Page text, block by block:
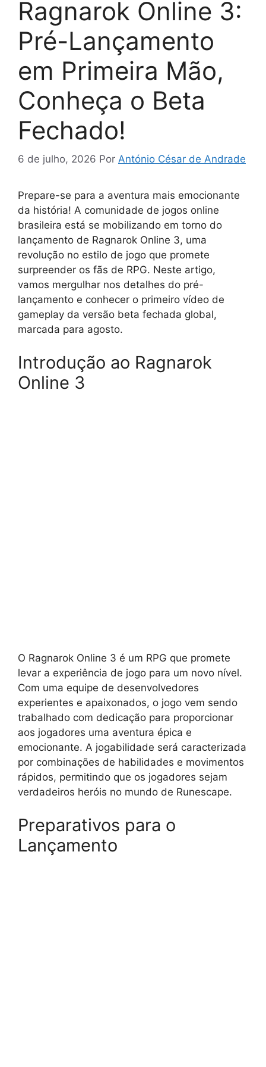
Ragnarok Online 3:
Pré-Lançamento
em Primeira Mão,
Conheça o Beta
Fechado!
6 de julho, 2026 Por António César de Andrade
Prepare-se para a aventura mais emocionante
da história! A comunidade de jogos online
brasileira está se mobilizando em torno do
lançamento de Ragnarok Online 3, uma
revolução no estilo de jogo que promete
surpreender os fãs de RPG. Neste artigo,
vamos mergulhar nos detalhes do pré-
lançamento e conhecer o primeiro vídeo de
gameplay da versão beta fechada global,
marcada para agosto.
Introdução ao Ragnarok
Online 3
O Ragnarok Online 3 é um RPG que promete
levar a experiência de jogo para um novo nível.
Com uma equipe de desenvolvedores
experientes e apaixonados, o jogo vem sendo
trabalhado com dedicação para proporcionar
aos jogadores uma aventura épica e
emocionante. A jogabilidade será caracterizada
por combinações de habilidades e movimentos
rápidos, permitindo que os jogadores sejam
verdadeiros heróis no mundo de Runescape.
Preparativos para o
Lançamento